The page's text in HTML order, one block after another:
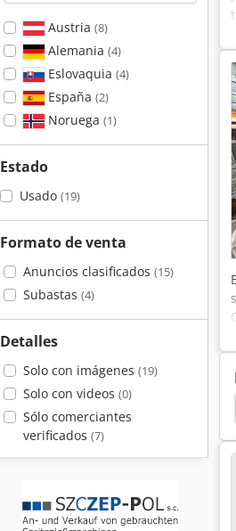
Austria (8)
Alemania (4)
Eslovaquia (4)
España (2)
Noruega (1)
Estado
Usado (19)
Formato de venta
Anuncios clasificados (15)
Subastas (4)
Detalles
Solo con imágenes (19)
Solo con videos (0)
Sólo comerciantes
verificados (7)
Mesa Giratoria Aufspannen